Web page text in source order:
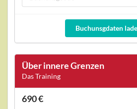
Buchunsgdaten
Über innere Grenzen
Das Training
690 €